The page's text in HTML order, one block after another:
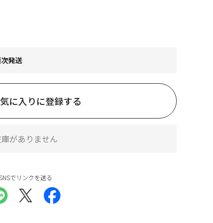
発送
に入りに登録する
がありません
でリンクを送る